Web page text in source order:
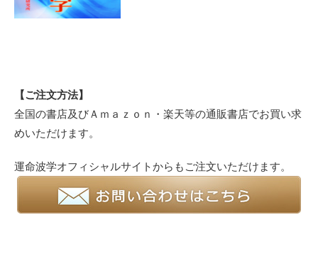
【ご注文方法】
全国の書店及び Ａｍａｚｏｎ・楽天等の通販書店でお買い求
めいただけます。
運命波学オフィシャルサイトからもご注文いただけます。